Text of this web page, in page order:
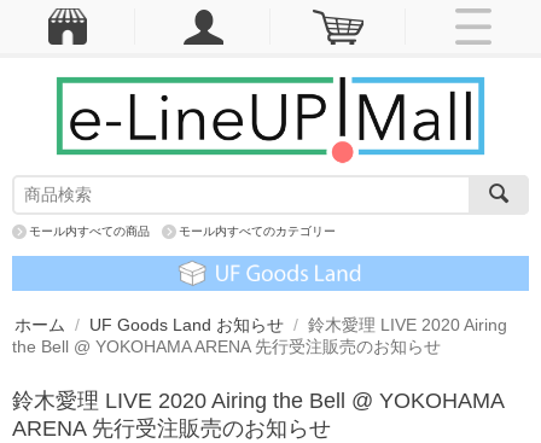
モール内すべての商品 モール内すべてのカテゴリー
ホーム / UF Goods Land お知らせ / 鈴木愛理 LIVE 2020 Airing
the Bell @ YOKOHAMA ARENA 先行受注販売のお知らせ
鈴木愛理 LIVE 2020 Airing the Bell @ YOKOHAMA
ARENA 先行受注販売のお知らせ